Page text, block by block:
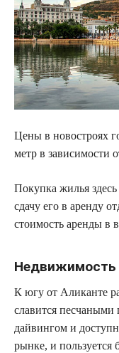
Цены в новостроях
метр в зависимости
Покупка жилья
сдачу его в аренду
стоимость аренды в
Недвижимость
К югу от Аликанте
славится
дайвингом и
рынке, и пользуется